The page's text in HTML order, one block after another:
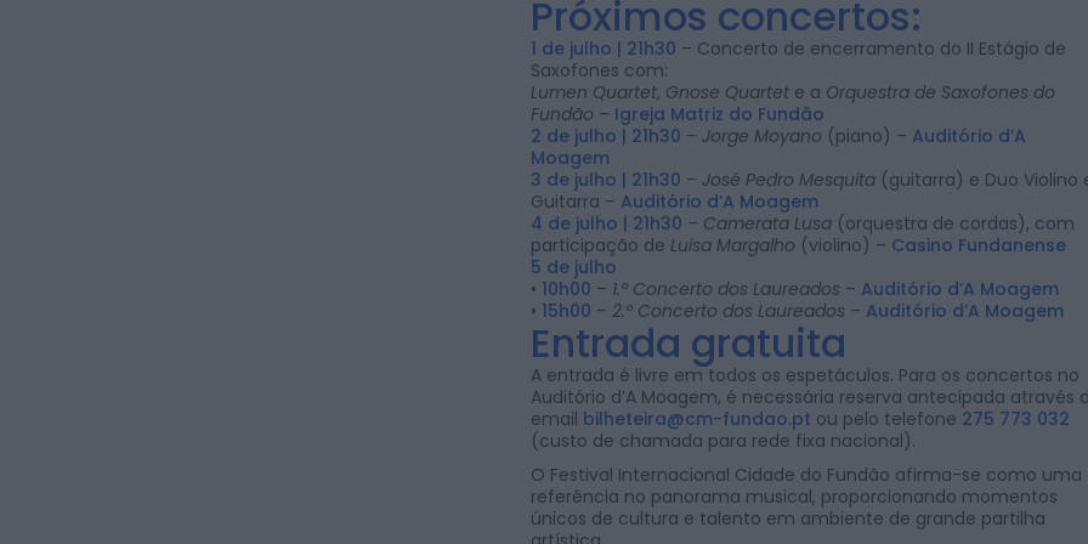
Próximos concertos:
1 de julho | 21h30 – Concerto de encerramento do II Estágio de
Saxofones com:
Lumen Quartet, Gnose Quartet e a Orquestra de Saxofones do
Fundão – Igreja Matriz do Fundão
2 de julho | 21h30 – Jorge Moyano (piano) – Auditório d’A
Moagem
3 de julho | 21h30 – José Pedro Mesquita (guitarra) e Duo Violino
Guitarra – Auditório d’A Moagem
4 de julho | 21h30 – Camerata Lusa (orquestra de cordas), com
participação de Luísa Margalho (violino) – Casino Fundanense
5 de julho
• 10h00 – 1.º Concerto dos Laureados – Auditório d’A Moagem
• 15h00 – 2.º Concerto dos Laureados – Auditório d’A Moagem
Entrada gratuita
A entrada é livre em todos os espetáculos. Para os concertos no
Auditório d’A Moagem, é necessária reserva antecipada através
email bilheteira@cm-fundao.pt ou pelo telefone 275 773 032
(custo de chamada para rede fixa nacional).
O Festival Internacional Cidade do Fundão afirma-se como uma
referência no panorama musical, proporcionando momentos
únicos de cultura e talento em ambiente de grande partilha